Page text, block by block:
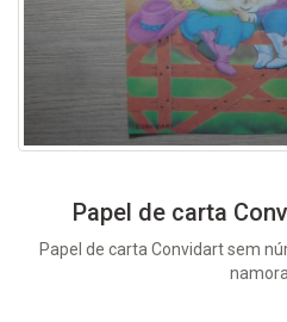
Papel de carta
Papel de carta Convidart sem